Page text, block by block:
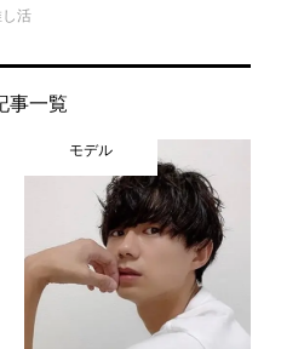
活
事一覧
モデル